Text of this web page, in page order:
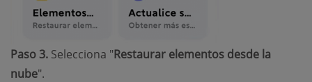
Paso 3. Selecciona "Restaurar elementos desde la
nube".